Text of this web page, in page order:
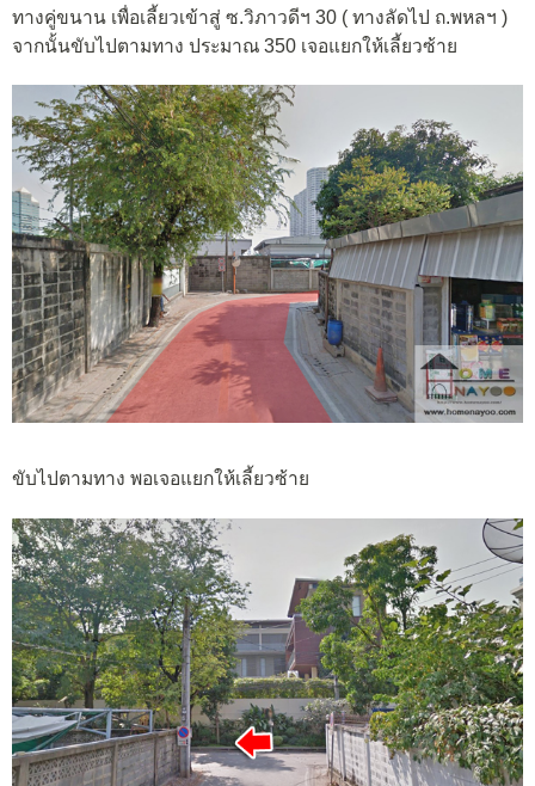
ทางคู่ขนาน เพื่อเลี้ยวเข้าสู่ ซ.วิภาวดีฯ 30 ( ทางลัดไป ถ.พหลฯ )
จากนั้นขับไปตามทาง ประมาณ 350 เจอแยกให้เลี้ยวซ้าย
ขับไปตามทาง พอเจอแยกให้เลี้ยวซ้าย